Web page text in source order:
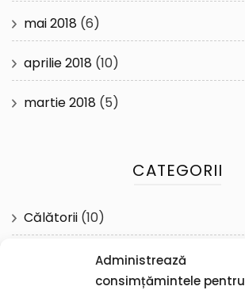
Administrează
consimțămintele pentru
mai 2018 (6)
aprilie 2018 (10)
martie 2018 (5)
CATEGORII
Călătorii (10)
(61)